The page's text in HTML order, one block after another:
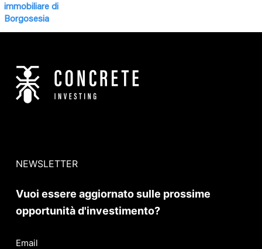
immobiliare di
Borgosesia
NEWSLETTER
Vuoi essere aggiornato sulle prossime
opportunità d'investimento?
Email